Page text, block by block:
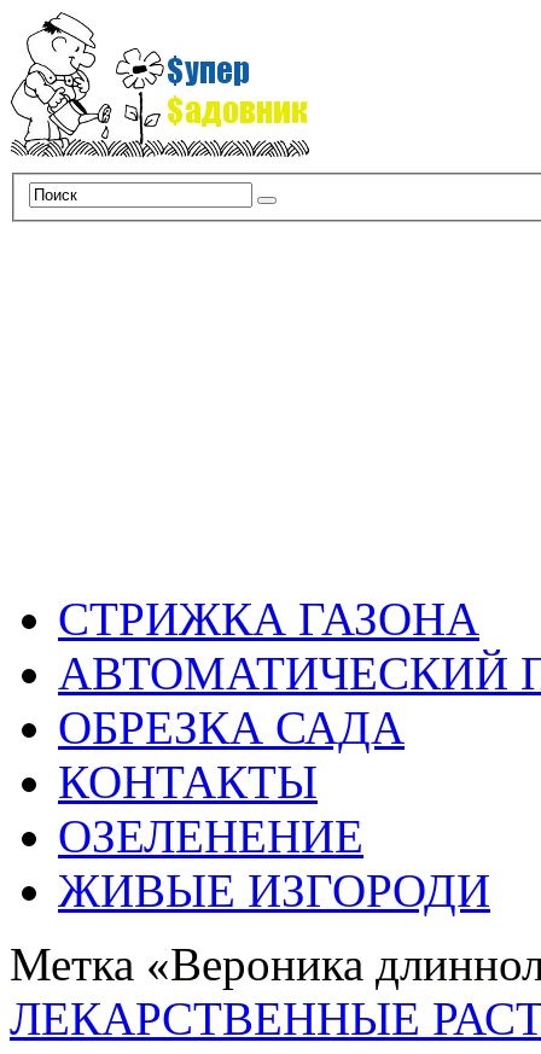
СТРИЖКА ГАЗОНА
АВТОМАТИЧЕСКИЙ
ОБРЕЗКА САДА
КОНТАКТЫ
ОЗЕЛЕНЕНИЕ
ЖИВЫЕ ИЗГОРОДИ
Метка «Вероника
ЛЕКАРСТВЕННЫЕ